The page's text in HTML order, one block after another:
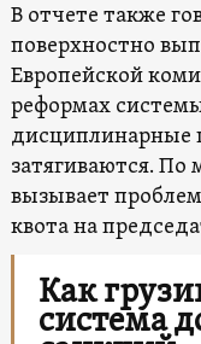
В отчете также
поверхностно
Европейской
реформах
дисциплинарные
затягиваются. По
вызывает
квота на
Как
система